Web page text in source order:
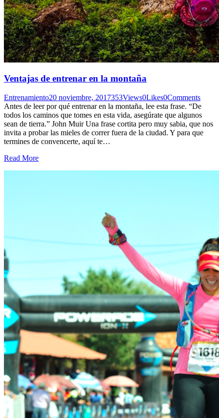
Ventajas de entrenar en la montaña
Entrenamiento20 noviembre, 2017353Views0Likes0Comments
Antes de leer por qué entrenar en la montaña, lee esta frase. “De
todos los caminos que tomes en esta vida, asegúrate que algunos
sean de tierra.” John Muir Una frase cortita pero muy sabia, que nos
invita a probar las mieles de correr fuera de la ciudad. Y para que
termines de convencerte, aquí te…
Read More